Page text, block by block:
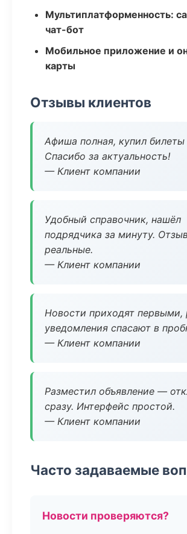
Мультиплатформенность:
чат-бот
Мобильное приложение и
карты
Отзывы клиентов
Афиша полная, купил билеты
Спасибо за актуальность!
— Клиент компании
Удобный справочник, нашёл
подрядчика за минуту.
реальные.
— Клиент компании
Новости приходят первыми,
уведомления спасают в
— Клиент компании
Разместил объявление —
сразу. Интерфейс простой.
— Клиент компании
Часто задаваемые
Новости проверяются?